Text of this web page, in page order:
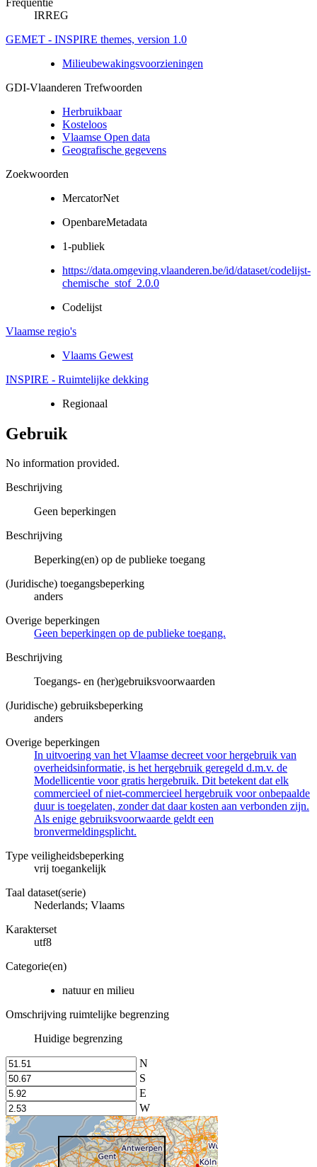
IRREG
GEMET - INSPIRE themes, version 1.0
Milieubewakingsvoorzieningen
GDI-Vlaanderen Trefwoorden
Herbruikbaar
Kosteloos
Vlaamse Open data
Geografische gegevens
Zoekwoorden
MercatorNet
OpenbareMetadata
1-publiek
https://data.omgeving.vlaanderen.be/id/dataset/codelijst-
chemische_stof_2.0.0
Codelijst
Vlaamse regio's
Vlaams Gewest
INSPIRE - Ruimtelijke dekking
Regionaal
Gebruik
No information provided.
Beschrijving
Geen beperkingen
Beschrijving
Beperking(en) op de publieke toegang
(Juridische) toegangsbeperking
anders
Overige beperkingen
Geen beperkingen op de publieke toegang.
Beschrijving
Toegangs- en (her)gebruiksvoorwaarden
(Juridische) gebruiksbeperking
anders
Overige beperkingen
In uitvoering van het Vlaamse decreet voor hergebruik van
overheidsinformatie, is het hergebruik geregeld d.m.v. de
Modellicentie voor gratis hergebruik. Dit betekent dat elk
commercieel of niet-commercieel hergebruik voor onbepaalde
duur is toegelaten, zonder dat daar kosten aan verbonden zijn.
Als enige gebruiksvoorwaarde geldt een
bronvermeldingsplicht.
Type veiligheidsbeperking
vrij toegankelijk
Taal dataset(serie)
Nederlands; Vlaams
Karakterset
utf8
Categorie(en)
natuur en milieu
Omschrijving ruimtelijke begrenzing
Huidige begrenzing
N
S
E
W